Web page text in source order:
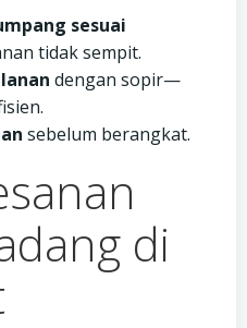
sesuai
tidak sempit.
dengan sopir—
sebelum berangkat.
di